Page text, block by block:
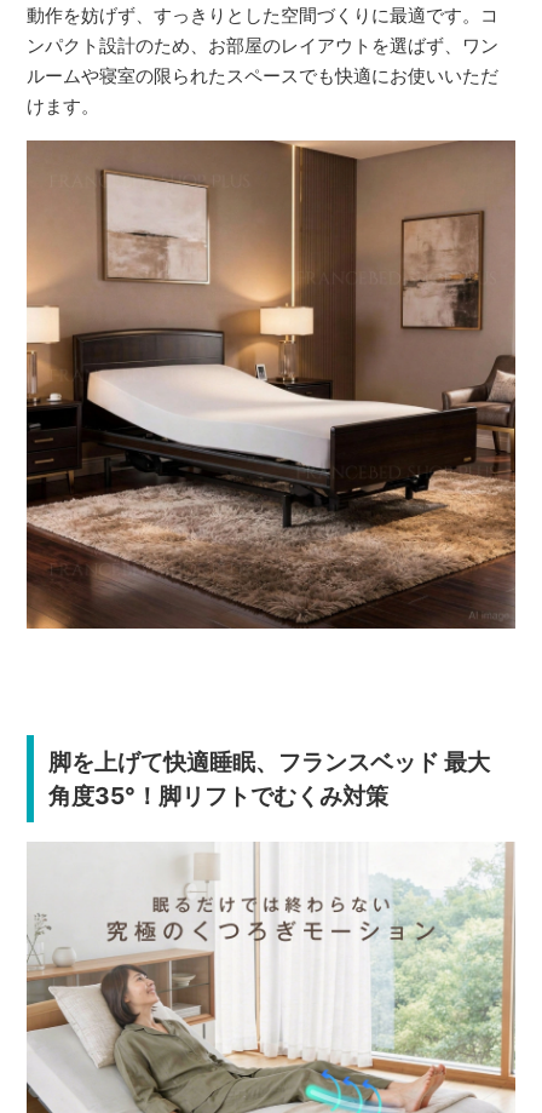
動作を妨げず、すっきりとした空間づくりに最適です。コ
ンパクト設計のため、お部屋のレイアウトを選ばず、ワン
ルームや寝室の限られたスペースでも快適にお使いいただ
けます。
脚を上げて快適睡眠、フランスベッド 最大
角度35°！脚リフトでむくみ対策